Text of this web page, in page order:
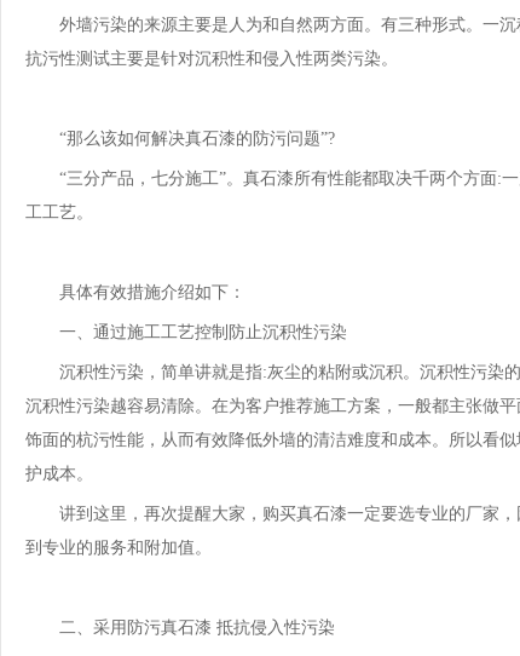
外墙污染的来源主要是人为和自然两方面。有三种形式。一沉
抗污性测试主要是针对沉积性和侵入性两类污染。
“那么该如何解决真石漆的防污问题”?
“三分产品，七分施工”。真石漆所有性能都取决千两个方面:
工工艺。
具体有效措施介绍如下：
一、通过施工工艺控制防止沉积性污染
沉积性污染，简单讲就是指:灰尘的粘附或沉积。沉积性污染的
沉积性污染越容易清除。在为客户推荐施工方案，一般都主张做
饰面的杭污性能，从而有效降低外墙的清洁难度和成本。所以看
护成本。
讲到这里，再次提醒大家，购买真石漆一定要选专业的厂家，
到专业的服务和附加值。
二、采用防污真石漆 抵抗侵入性污染